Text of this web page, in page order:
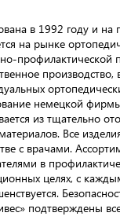
в 1992 году и на
на рынке
профилактической
производство,
немецкой
из тщательно
Все
с врачами.
в
целях, с
подтверждены